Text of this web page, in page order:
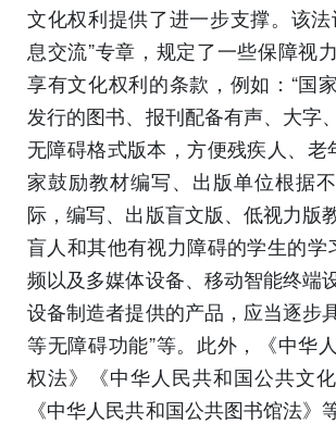
文化权利提供了进一步支撑。该
息交流”专章，规定了一些保障视
享有文化权利的条款，例如：“国
发行的图书、报刊配备有声、大字
无障碍格式版本，方便残疾人、老
家鼓励教材编写、出版单位根据
际，编写、出版盲文版、低视力版
盲人和其他有视力障碍的学生的学
频以及多媒体设备、移动智能终端
设备制造者提供的产品，应当逐步
等无障碍功能”等。此外，《中华
权法》《中华人民共和国公共文
《中华人民共和国公共图书馆法》